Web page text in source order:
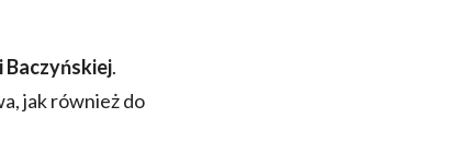
Baczyńskiej.
jak również do